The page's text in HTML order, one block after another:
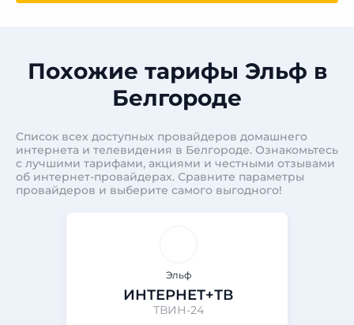
Похожие тарифы Эльф в
Белгороде
Список всех доступных провайдеров домашнего
интернета и телевидения в Белгороде. Ознакомьтесь
с лучшими тарифами, акциями и честными отзывами
об интернет-провайдерах. Сравните параметры
провайдеров и выберите самого выгодного!
Эльф
ИНТЕРНЕТ+ТВ
ТВИН-24